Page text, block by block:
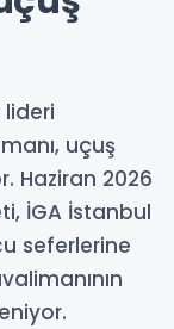
uçuş
Haziran 2026
İGA İstanbul
seferlerine